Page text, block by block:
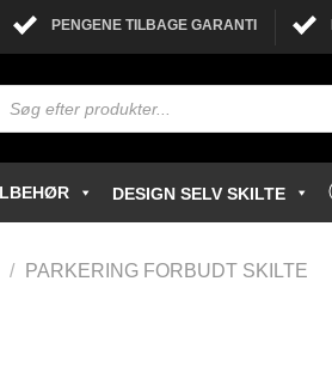
PENGENE TILBAGE GARANTI
DESIGN SELV SKILTE
/ PARKERING FORBUDT SKILTE